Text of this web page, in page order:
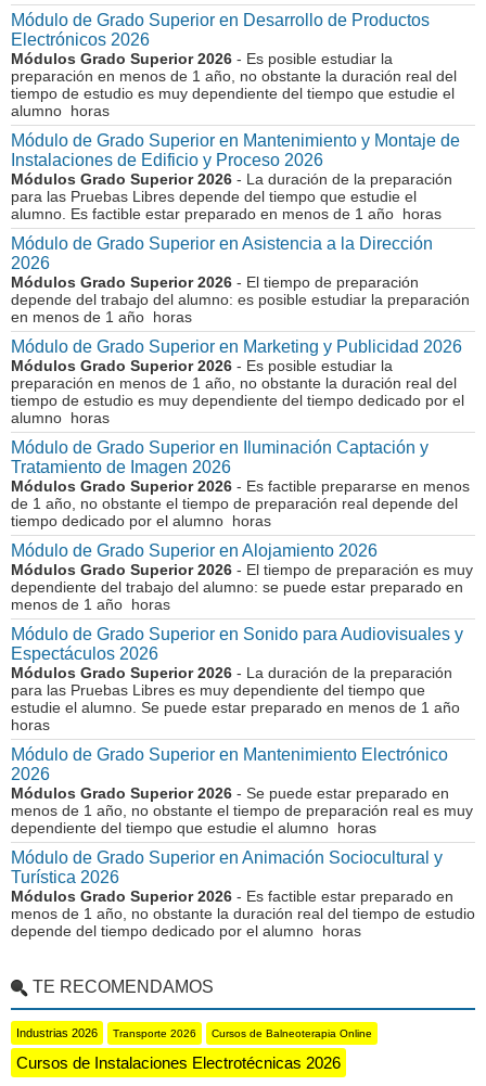
Módulo de Grado Superior en Desarrollo de Productos
Electrónicos 2026
Módulos Grado Superior 2026 - Es posible estudiar la
preparación en menos de 1 año, no obstante la duración real del
tiempo de estudio es muy dependiente del tiempo que estudie el
alumno horas
Módulo de Grado Superior en Mantenimiento y Montaje de
Instalaciones de Edificio y Proceso 2026
Módulos Grado Superior 2026 - La duración de la preparación
para las Pruebas Libres depende del tiempo que estudie el
alumno. Es factible estar preparado en menos de 1 año horas
Módulo de Grado Superior en Asistencia a la Dirección
2026
Módulos Grado Superior 2026 - El tiempo de preparación
depende del trabajo del alumno: es posible estudiar la preparación
en menos de 1 año horas
Módulo de Grado Superior en Marketing y Publicidad 2026
Módulos Grado Superior 2026 - Es posible estudiar la
preparación en menos de 1 año, no obstante la duración real del
tiempo de estudio es muy dependiente del tiempo dedicado por el
alumno horas
Módulo de Grado Superior en Iluminación Captación y
Tratamiento de Imagen 2026
Módulos Grado Superior 2026 - Es factible prepararse en menos
de 1 año, no obstante el tiempo de preparación real depende del
tiempo dedicado por el alumno horas
Módulo de Grado Superior en Alojamiento 2026
Módulos Grado Superior 2026 - El tiempo de preparación es muy
dependiente del trabajo del alumno: se puede estar preparado en
menos de 1 año horas
Módulo de Grado Superior en Sonido para Audiovisuales y
Espectáculos 2026
Módulos Grado Superior 2026 - La duración de la preparación
para las Pruebas Libres es muy dependiente del tiempo que
estudie el alumno. Se puede estar preparado en menos de 1 año
horas
Módulo de Grado Superior en Mantenimiento Electrónico
2026
Módulos Grado Superior 2026 - Se puede estar preparado en
menos de 1 año, no obstante el tiempo de preparación real es muy
dependiente del tiempo que estudie el alumno horas
Módulo de Grado Superior en Animación Sociocultural y
Turística 2026
Módulos Grado Superior 2026 - Es factible estar preparado en
menos de 1 año, no obstante la duración real del tiempo de estudio
depende del tiempo dedicado por el alumno horas
TE RECOMENDAMOS
Industrias 2026 Transporte 2026 Cursos de Balneoterapia Online
Cursos de Instalaciones Electrotécnicas 2026